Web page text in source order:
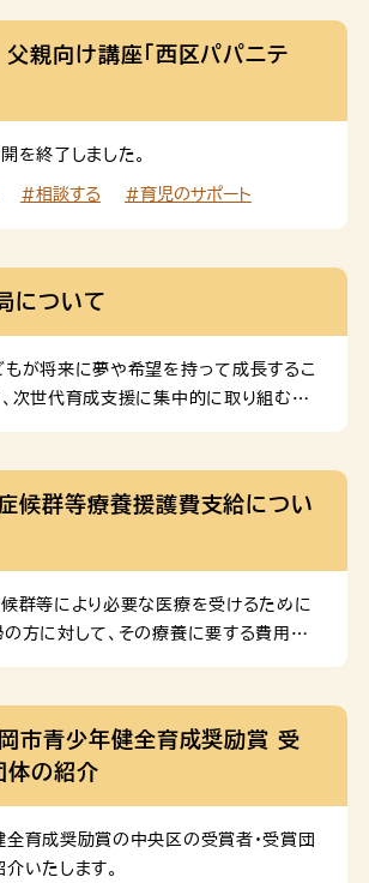
親向け講座「西区パパニテ
を終了しました。
#相談する #育児のサポート
について
が将来に夢や希望を持って成長するこ
次世代育成支援に集中的に取り組むた
かかる総合的な企画調整、子ども総合
策に関する広報等 こども健全育成課 子
援施策にかかる企画調整、青少年の非
に関すること、中央児童会館「あいく
然の家、海の中道青少年海の家及び科学
ヤングケアラーに関すること、児童手当、
もの把握・支援等に関すること こども
候群等療養援護費支給につい
群等により必要な医療を受けるために
方に対して、その療養に要する費用の
保護のために医療機関へ入院して必要
４．入院期間が７日以上であった方
課税額が年額３０，０００円以下の世帯
児童福祉法第２２条の規定による助産施
受けていない方 対象となる疾病 １．
岡市青少年健全育成奨励賞 受
体の紹介
育成奨励賞の中央区の受賞者・受賞団
いたします。